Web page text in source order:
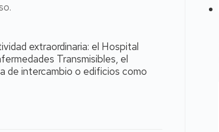
extraordinaria: el Hospital
Transmisibles, el
de intercambio o edificios como